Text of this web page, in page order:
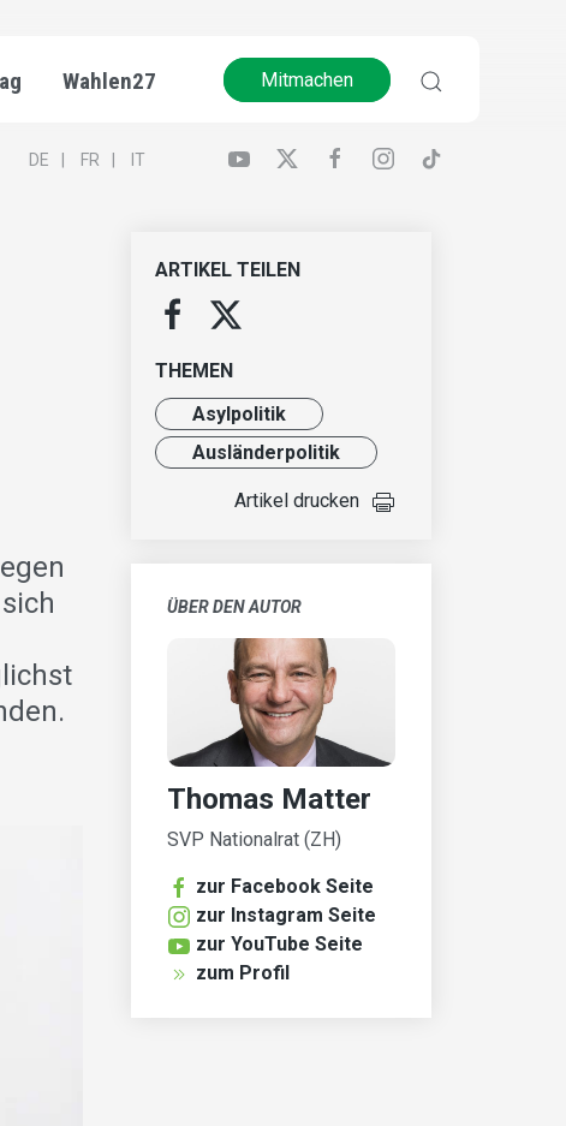
Wahlen27 Mitmachen
DE FR IT
ARTIKEL TEILEN
THEMEN
Asylpolitik
Ausländer­politik
Artikel drucken
ÜBER DEN AUTOR
Thomas Matter
SVP Nationalrat (ZH)
zur Facebook Seite
zur Instagram Seite
zur YouTube Seite
zum Profil